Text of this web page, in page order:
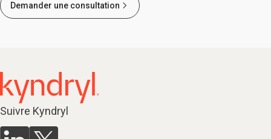
Demander une consultation
Suivre Kyndryl